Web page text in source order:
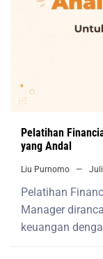
Pelatihan
yang Andal
Liu Purnomo
Pelatihan
Manager
keuangan